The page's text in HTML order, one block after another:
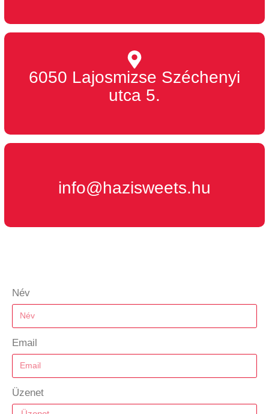
6050 Lajosmizse Széchenyi
utca 5.
info@hazisweets.hu
Név
Email
Üzenet